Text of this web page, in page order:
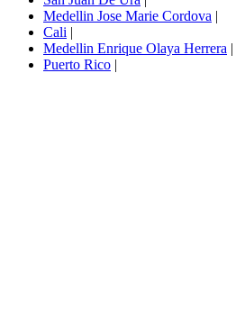
Medellin Jose Marie Cordova |
Cali |
Medellin Enrique Olaya Herrera |
Puerto Rico |